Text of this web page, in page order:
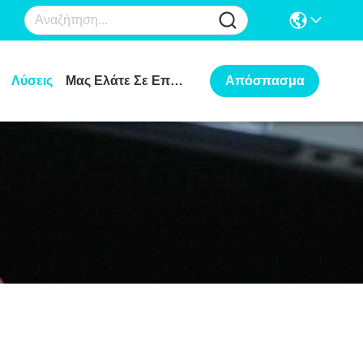
Λύσεις Μας Ελάτε Σε Επαφή Με Απόσπασμα